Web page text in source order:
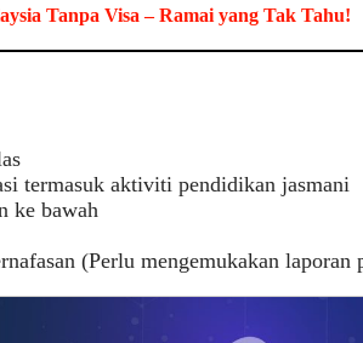
Tanpa Visa – Ramai yang Tak Tahu!
termasuk aktiviti pendidikan jasmani
ke bawah
(Perlu mengemukakan laporan